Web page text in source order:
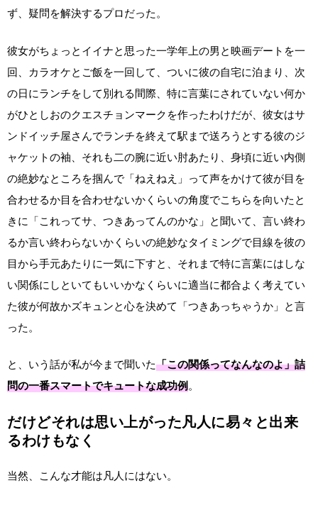
ず、疑問を解決するプロだった。
彼女がちょっとイイナと思った一学年上の男と映画デートを一
回、カラオケとご飯を一回して、ついに彼の自宅に泊まり、次
の日にランチをして別れる間際、特に言葉にされていない何か
がひとしおのクエスチョンマークを作ったわけだが、彼女はサ
ンドイッチ屋さんでランチを終えて駅まで送ろうとする彼のジ
ャケットの袖、それも二の腕に近い肘あたり、身頃に近い内側
の絶妙なところを掴んで「ねえねえ」って声をかけて彼が目を
合わせるか目を合わせないかくらいの角度でこちらを向いたと
きに「これってサ、つきあってんのかな」と聞いて、言い終わ
るか言い終わらないかくらいの絶妙なタイミングで目線を彼の
目から手元あたりに一気に下すと、それまで特に言葉にはしな
い関係にしといてもいいかなくらいに適当に都合よく考えてい
た彼が何故かズキュンと心を決めて「つきあっちゃうか」と言
った。
と、いう話が私が今まで聞いた「この関係ってなんなのよ」詰
問の一番スマートでキュートな成功例。
だけどそれは思い上がった凡人に易々と出来
るわけもなく
当然、こんな才能は凡人にはない。